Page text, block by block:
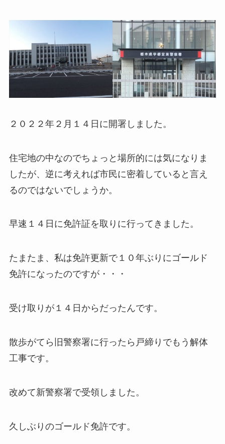
２０２２年２月１４日に開署しました。
住宅地の中なのでちょっと場所的には気になりま
したが、逆に考えれば市民に密着していると言え
るのではないでしょうか。
早速１４日に免許証を取りに行ってきました。
たまたま、私は免許更新で１０年ぶりにゴールド
免許になったのですが・・・
受け取りが１４日からだったんです。
散歩がてら旧警察署に行ったら戸締りでもう解体
工事です。
改めて新警察署で受領しました。
久しぶりのゴールド免許です。